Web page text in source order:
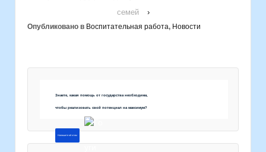
семей
›
Опубликовано в Воспитательная работа, Новости
Знаете, какая помощь от государства необходима,
чтобы реализовать свой потенциал на максимум?
Напишите об этом